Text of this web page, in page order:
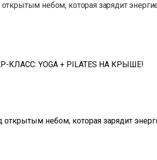
небом, которая зарядит
КЛАСС: YOGA + PILATES НА КРЫШЕ!
открытым небом, которая зарядит